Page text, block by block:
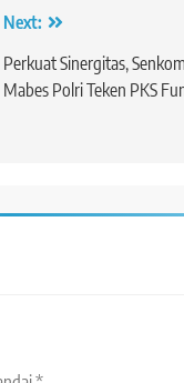
Next:
Perkuat Sinergitas,
Mabes Polri Teken PKS